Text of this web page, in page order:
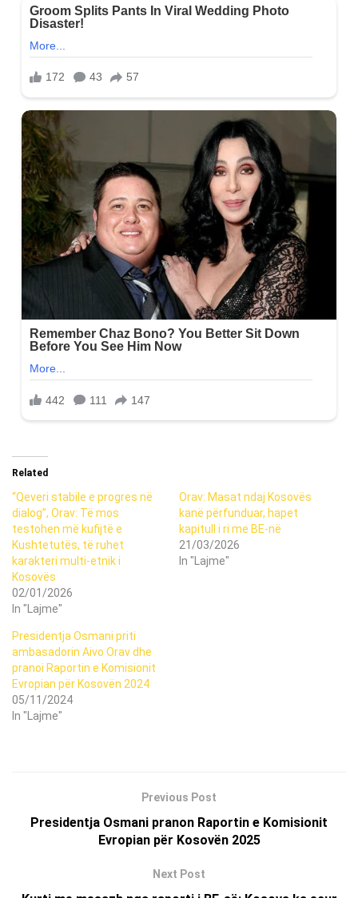
Related
“Qeveri stabile e progres në
dialog”, Orav: Të mos
testohen më kufijtë e
Kushtetutës, të ruhet
karakteri multi-etnik i
Kosovës
02/01/2026
In "Lajme"
Orav: Masat ndaj Kosovës
kanë përfunduar, hapet
kapitull i ri me BE-në
21/03/2026
In "Lajme"
Presidentja Osmani priti
ambasadorin Aivo Orav dhe
pranoi Raportin e Komisionit
Evropian për Kosovën 2024
05/11/2024
In "Lajme"
Previous Post
Presidentja Osmani pranon Raportin e Komisionit
Evropian për Kosovën 2025
Next Post